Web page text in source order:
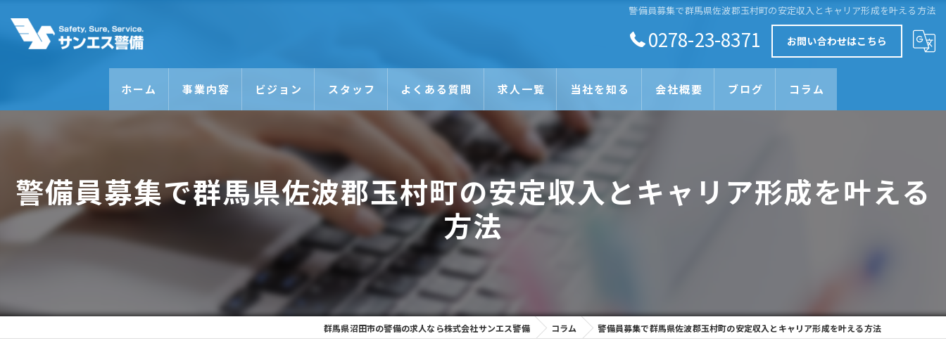
警備員募集で群馬県佐波郡玉村町の安定収入とキャリア形成を叶える方法
0278-23-8371 お問い合わせはこちら
ホーム 事業内容 ビジョン スタッフ よくある質問 求人一覧 当社を知る
未経験
正社員
会社概要 ブログ コラム
警備員募集で群馬県佐波郡玉村町の安定収入とキャリア形成を叶える
方法
群馬県沼田市の警備の求人なら株式会社サンエス警備 コラム 警備員募集で群馬県佐波郡玉村町の安定収入とキャリア形成を叶える方法